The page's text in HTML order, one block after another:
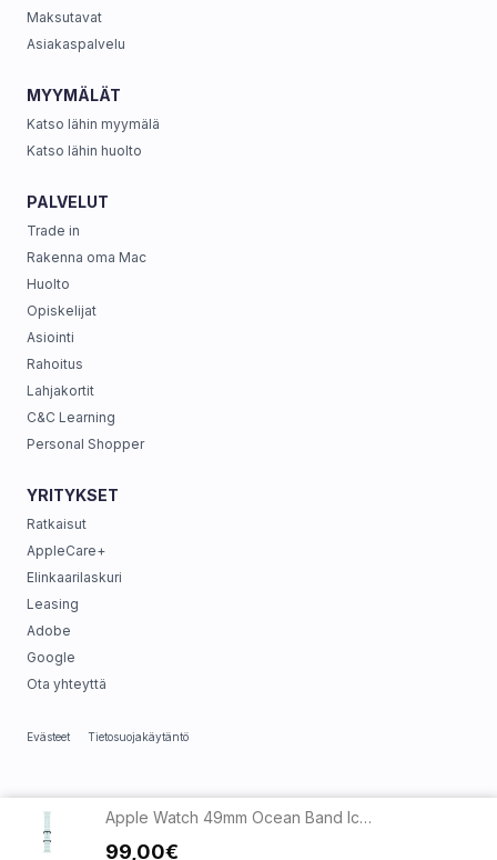
Apple Watch 49mm Ocean Band Ice Blue - Black Titanium
99,00€
Maksutavat
Asiakaspalvelu
MYYMÄLÄT
Katso lähin myymälä
Katso lähin huolto
PALVELUT
Trade in
Rakenna oma Mac
Huolto
Opiskelijat
Asiointi
Rahoitus
Lahjakortit
C&C Learning
Personal Shopper
YRITYKSET
Ratkaisut
AppleCare+
Elinkaarilaskuri
Leasing
Adobe
Google
Ota yhteyttä
Evästeet Tietosuojakäytäntö